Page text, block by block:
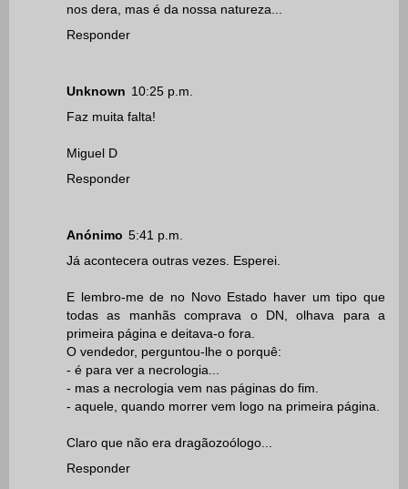
nos dera, mas é da nossa natureza...
Responder
Unknown 10:25 p.m.
Faz muita falta!
Miguel D
Responder
Anónimo 5:41 p.m.
Já acontecera outras vezes. Esperei.
E lembro-me de no Novo Estado haver um tipo que
todas as manhãs comprava o DN, olhava para a
primeira página e deitava-o fora.
O vendedor, perguntou-lhe o porquê:
- é para ver a necrologia...
- mas a necrologia vem nas páginas do fim.
- aquele, quando morrer vem logo na primeira página.
Claro que não era dragãozoólogo...
Responder